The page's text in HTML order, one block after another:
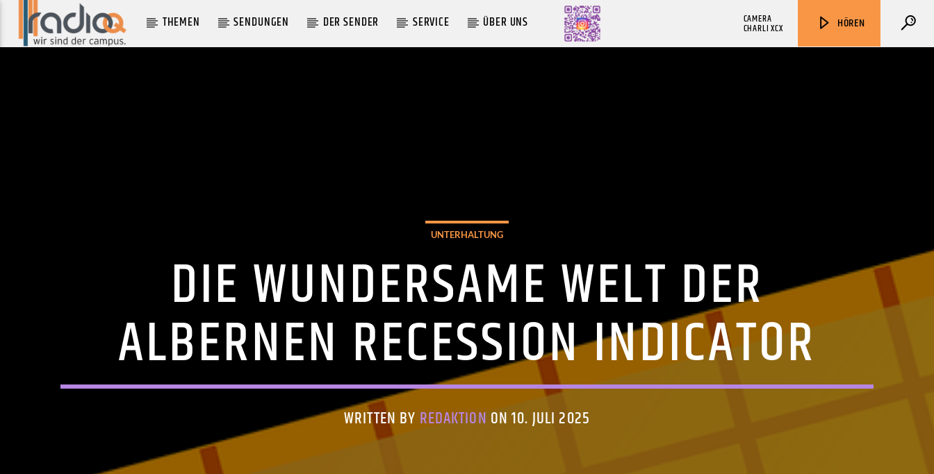
THEMEN SENDUNGEN DER SENDER SERVICE ÜBER UNS HÖREN
CAMERA
CHARLI XCX
UNTERHALTUNG
DIE WUNDERSAME WELT DER
ALBERNEN RECESSION INDICATOR
WRITTEN BY REDAKTION ON 10. JULI 2025